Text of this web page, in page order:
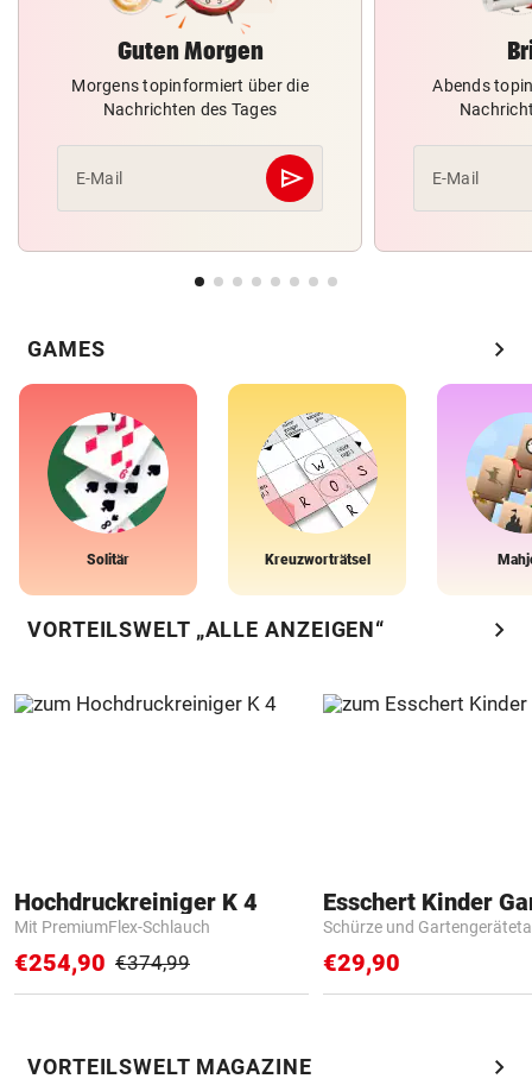
Guten Morgen
Morgens topinformiert über die
Nachrichten des Tages
E-Mail send
Abschicken
Abends
E-Mail
GAMES chevron_right
Solitär Kreuzworträtsel
VORTEILSWELT „ALLE ANZEIGEN“ chevron_right
Hochdruckreiniger K 4
Mit PremiumFlex-Schlauch
€254,90 €374,99
Schürze und
€29,90
VORTEILSWELT MAGAZINE chevron_right